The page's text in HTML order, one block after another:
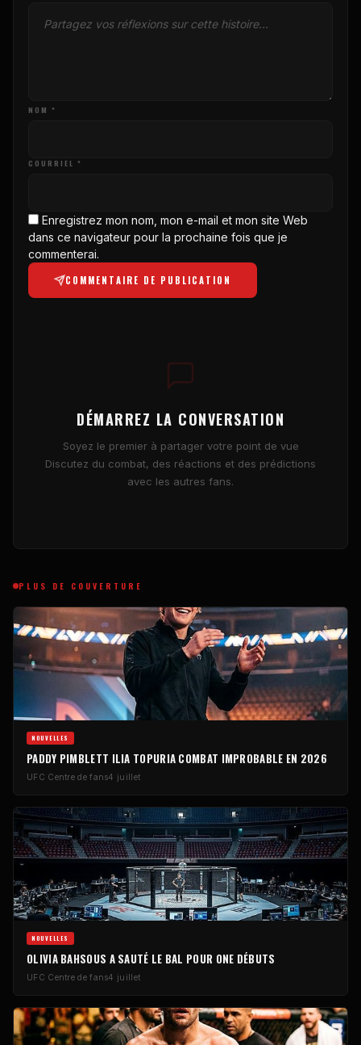
NOM *
COURRIEL *
Enregistrez mon nom, mon e-mail et mon site Web
dans ce navigateur pour la prochaine fois que je
commenterai.
COMMENTAIRE DE PUBLICATION
DÉMARREZ LA CONVERSATION
Soyez le premier à partager votre point de vue
Discutez du combat, des réactions et des prédictions
avec les autres fans.
PLUS DE COUVERTURE
NOUVELLES
PADDY PIMBLETT ILIA TOPURIA COMBAT IMPROBABLE EN 2026
UFC Centre de fans4 juillet
NOUVELLES
OLIVIA BAHSOUS A SAUTÉ LE BAL POUR ONE DÉBUTS
UFC Centre de fans4 juillet